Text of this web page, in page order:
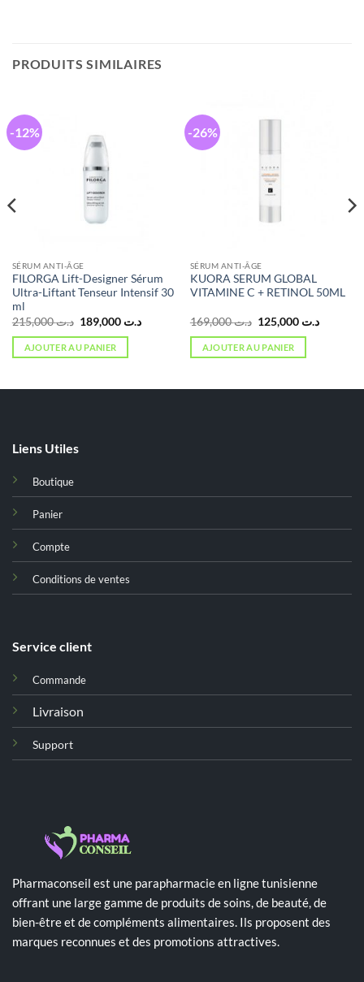
PRODUITS SIMILAIRES
-12%
SÉRUM ANTI-ÂGE
FILORGA Lift-Designer Sérum
Ultra-Liftant Tenseur Intensif 30
ml
د.ت215,000
Le
initial
était :
د.ت 189,000
Le
AJOUTER AU PANIER
-26%
SÉRUM ANTI-ÂGE
KUORA SERUM GLOBAL
VITAMINE C + RETINOL 50ML
د.ت169,000
Le
initial
était :
د.ت 125,000
Le
AJOUTER AU PANIER
Liens Utiles
Boutique
Panier
Compte
Conditions de ventes
Service client
Commande
Livraison
Support
Pharmaconseil est une parapharmacie en ligne tunisienne
offrant une large gamme de produits de soins, de beauté, de
bien-être et de compléments alimentaires. Ils proposent des
marques reconnues et des promotions attractives.